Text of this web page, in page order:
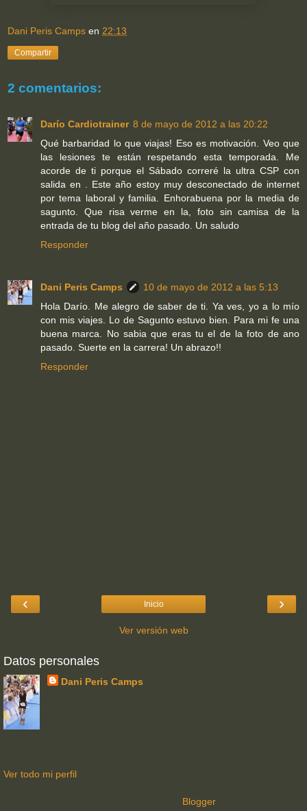
Dani Peris Camps en 22:13
Compartir
2 comentarios:
Darío Cardiotrainer 8 de mayo de 2012 a las 20:22
Qué barbaridad lo que viajas! Eso es motivación. Veo que
las lesiones te están respetando esta temporada. Me
acorde de ti porque el Sábado correré la ultra CSP con
salida en . Este año estoy muy desconectado de internet
por tema laboral y familia. Enhorabuena por la media de
sagunto. Que risa verme en la, foto sin camisa de la
entrada de tu blog del año pasado. Un saludo
Responder
Dani Peris Camps
10 de mayo de 2012 a las 5:13
Hola Darío. Me alegro de saber de ti. Ya ves, yo a lo mío
con mis viajes. Lo de Sagunto estuvo bien. Para mi fe una
buena marca. No sabia que eras tu el de la foto de ano
pasado. Suerte en la carrera! Un abrazo!!
Responder
‹ ›
Inicio
Ver versión web
Datos personales
Dani Peris Camps
Ver todo mi perfil
Blogger.